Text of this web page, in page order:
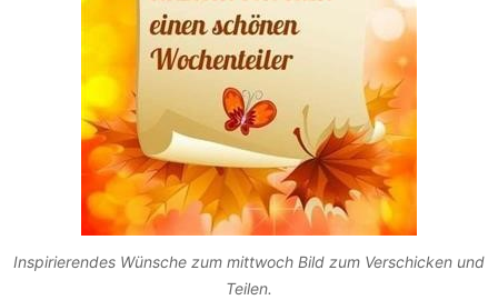
Inspirierendes Wünsche zum mittwoch Bild zum Verschicken und
Teilen.